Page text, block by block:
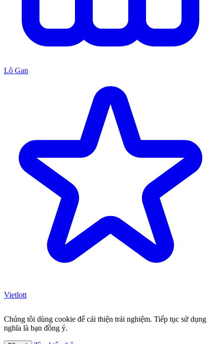
Lô Gan
Vietlott
Chúng tôi dùng cookie để cải thiện trải nghiệm. Tiếp tục sử dụng
nghĩa là bạn đồng ý.